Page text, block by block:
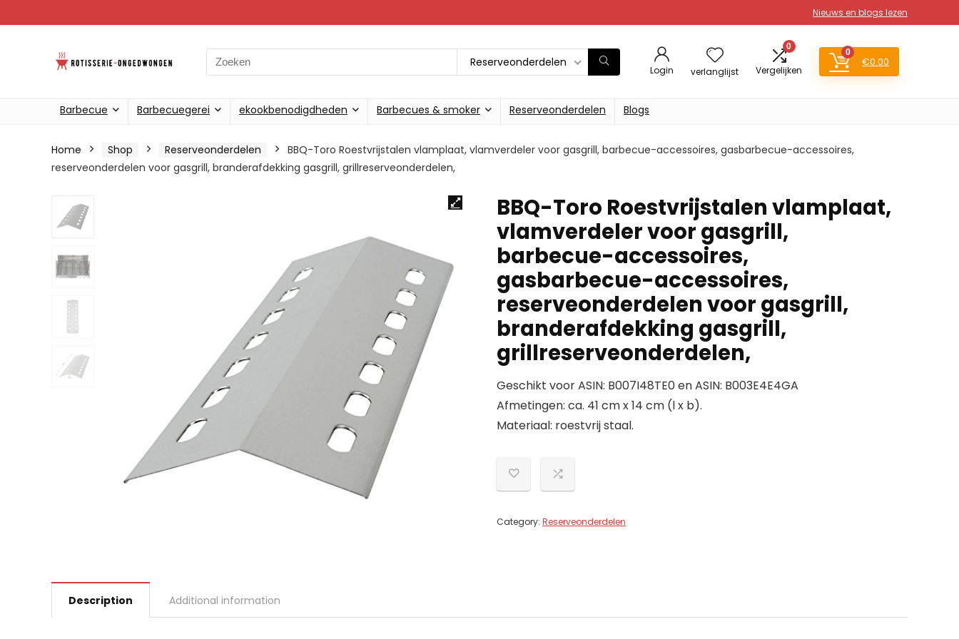
Nieuws en blogs lezen
Search
for:
Reserveonderdelen
Login verlanglijst
0
Vergelijken
0
€0.00
Barbecue Barbecuegerei ekookbenodigdheden Barbecues & smoker Reserveonderdelen Blogs
Home Shop Reserveonderdelen
BBQ-Toro Roestvrijstalen vlamplaat, vlamverdeler voor gasgrill, barbecue-accessoires, gasbarbecue-accessoires,
reserveonderdelen voor gasgrill, branderafdekking gasgrill, grillreserveonderdelen,
BBQ-Toro Roestvrijstalen vlamplaat,
vlamverdeler voor gasgrill,
barbecue-accessoires,
gasbarbecue-accessoires,
reserveonderdelen voor gasgrill,
branderafdekking gasgrill,
grillreserveonderdelen,
Geschikt voor ASIN: B007I48TE0 en ASIN: B003E4E4GA
Afmetingen: ca. 41 cm x 14 cm (l x b).
Materiaal: roestvrij staal.
Category: Reserveonderdelen
Description Additional information